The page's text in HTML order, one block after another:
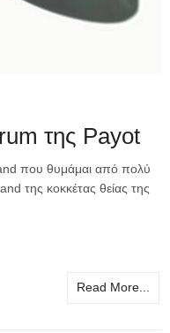
της Payot
που θυμάμαι από πολύ
της κοκκέτας θείας της
Read More...